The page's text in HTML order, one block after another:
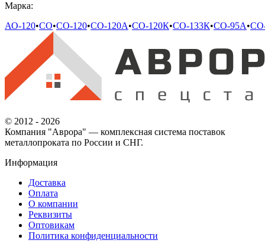
Марка:
АО-120•СО•СО-120•СО-120А•СО-120К•СО-133К•СО-95А•
© 2012 - 2026
Компания "Аврора" — комплексная система поставок
металлопроката по России и СНГ.
Информация
Доставка
Оплата
О компании
Реквизиты
Оптовикам
Политика конфиденциальности